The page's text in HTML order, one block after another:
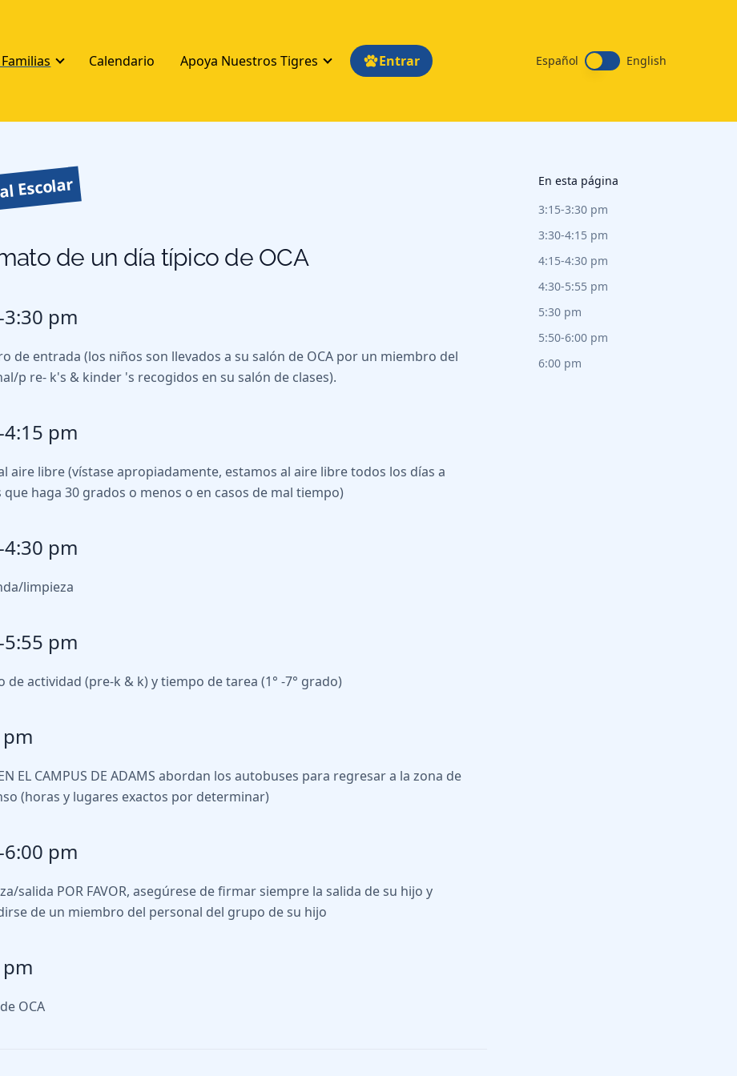
Calendario Apoya Nuestros Tigres Entrar Español English
Escolar
de un día típico de OCA
3:30 pm
de entrada (los niños son llevados a su salón de OCA por un miembro del
p re- k's & kinder 's recogidos en su salón de clases).
4:15 pm
aire libre (vístase apropiadamente, estamos al aire libre todos los días a
que haga 30 grados o menos o en casos de mal tiempo)
pm
limpieza
pm
de actividad (pre-k & k) y tiempo de tarea (1° -7° grado)
EL CAMPUS DE ADAMS abordan los autobuses para regresar a la zona de
(horas y lugares exactos por determinar)
6:00 pm
salida POR FAVOR, asegúrese de firmar siempre la salida de su hijo y
de un miembro del personal del grupo de su hijo
OCA
En esta página
3:15-3:30 pm
3:30-4:15 pm
4:15-4:30 pm
4:30-5:55 pm
5:30 pm
5:50-6:00 pm
6:00 pm